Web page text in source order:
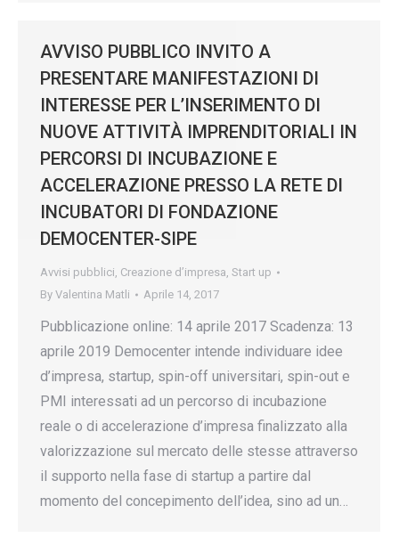
AVVISO PUBBLICO INVITO A
PRESENTARE MANIFESTAZIONI DI
INTERESSE PER L’INSERIMENTO DI
NUOVE ATTIVITÀ IMPRENDITORIALI IN
PERCORSI DI INCUBAZIONE E
ACCELERAZIONE PRESSO LA RETE DI
INCUBATORI DI FONDAZIONE
DEMOCENTER-SIPE
Avvisi pubblici, Creazione d’impresa, Start up
By Valentina Matli Aprile 14, 2017
Pubblicazione online: 14 aprile 2017 Scadenza: 13
aprile 2019 Democenter intende individuare idee
d’impresa, startup, spin-off universitari, spin-out e
PMI interessati ad un percorso di incubazione
reale o di accelerazione d’impresa finalizzato alla
valorizzazione sul mercato delle stesse attraverso
il supporto nella fase di startup a partire dal
momento del concepimento dell’idea, sino ad un…